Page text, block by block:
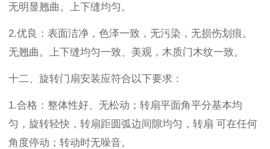
无明显翘曲。上下缝均匀。
2.优良：表面洁净，色泽一致，无污染，无损伤划痕。
无翘曲。上下缝均匀一致、美观，木质门木纹一致。
十二、 旋转门扇安装应符合以下要求：
1.合格：整体性好、无松动；转扇平面角平分基本均
匀，旋转轻快，转扇距圆弧边间隙均匀，转扇 可在任何
角度停动；转动时无噪音。